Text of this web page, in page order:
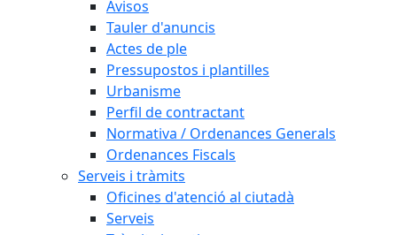
Avisos
Tauler d'anuncis
Actes de ple
Pressupostos i plantilles
Urbanisme
Perfil de contractant
Normativa / Ordenances Generals
Ordenances Fiscals
Serveis i tràmits
Oficines d'atenció al ciutadà
Serveis